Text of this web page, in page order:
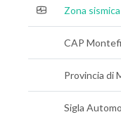
Zona sismica
CAP
Provincia di
Sigla